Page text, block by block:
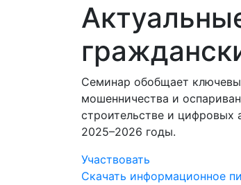
Семинар обобщает
мошенничества и
строительстве и цифровых
2025–2026 годы.
Участвовать
Скачать информационное